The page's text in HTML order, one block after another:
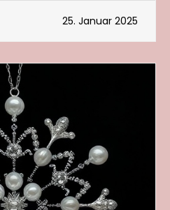
25. Januar 2025